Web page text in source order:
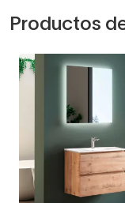
Productos